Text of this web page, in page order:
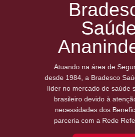
Atuando na área de
desde 1984, a Bradesco
líder no mercado de saúde
brasileiro devido à
necessidades dos
parceria com a Rede